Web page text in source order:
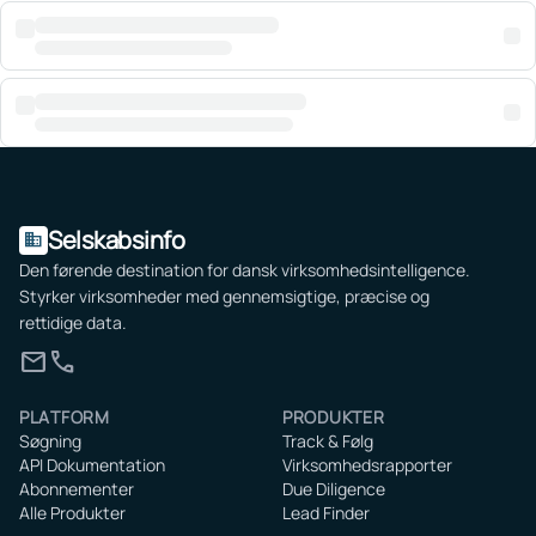
domain Selskabsinfo
Den førende destination for dansk virksomhedsintelligence.
Styrker virksomheder med gennemsigtige, præcise og
rettidige data.
mailcall
PLATFORM
Søgning
API Dokumentation
Abonnementer
Alle Produkter
PRODUKTER
Track & Følg
Virksomhedsrapporter
Due Diligence
Lead Finder